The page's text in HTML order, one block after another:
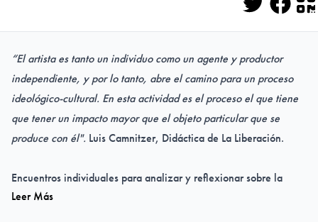
Twitter
“El artista es tanto un individuo como un agente y productor
independiente, y por lo tanto, abre el camino para un proceso
ideológico-cultural. En esta actividad es el proceso el que tiene
que tener un impacto mayor que el objeto particular que se
produce con él". Luis Camnitzer, Didáctica de La Liberación.
Encuentros individuales para analizar y reflexionar sobre la
propia práctica artística y sus producciones como ensayos que
Leer Más